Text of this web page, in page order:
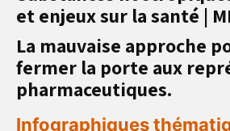
et enjeux sur la santé |
La mauvaise approche
fermer la porte aux
pharmaceutiques.
Infographiques